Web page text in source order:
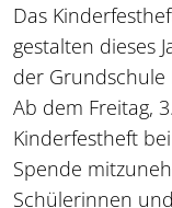
Das
gestalten dieses
der Grundschule
Ab dem Freitag,
Kinderfestheft
Spende
Schülerinnen